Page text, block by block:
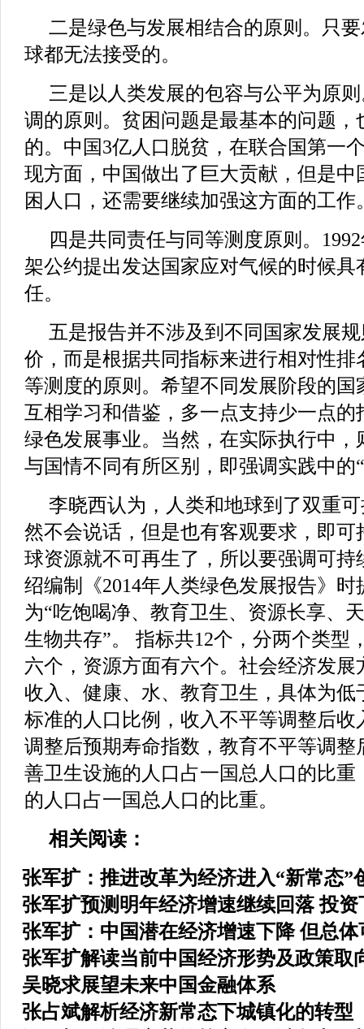
二是绿色与发展相结合的原则。只
球都无法接受的。
三是以人类发展的包容与公平为原
调的原则。贫困问题是最基本的问题，
的。中国3亿人口脱贫，在联合国第一
现方面，中国做出了巨大贡献，但是中
困人口，还需要继续加强这方面的工作
四是共同责任与同等测度原则。
架公约提出发达国家应对气候的时候
任。
五是报告并不涉及到不同国家发展
价，而是根据共同指标来进行相对性排
等测度的原则。希望不同发展阶段的
互相学习和借鉴，多一点支持少一点的
绿色发展事业。当然，在实际执行中，
与国情不同有所区别，即强调实践中的
李晓西认为，人类和地球到了双重
然不会说话，但是也有客观要求，即可
球资源就不可再生了，所以要强调可持
绍编制《2014年人类绿色发展报告》
为“吃饱喝净、教育卫生、资源长享、
生物共存”。 指标共12个，分两个类型
六个，资源方面有六个。社会经济发
收入、健康、水、教育卫生，具体为
标准的人口比例，收入不平等调整后收
调整后预期寿命指数，教育不平等调整
善卫生设施的人口占一国总人口的比重
的人口占一国总人口的比重。
相关阅读：
张军扩：推进改革为经济进入“新常态”
张军扩预测明年经济增速继续回落 投资
张军扩：中国潜在经济增速下降 但总体
张军扩解读当前中国经济形势及政策取
吴晓求展望未来中国金融体系
张占斌解析经济新常态下城镇化的转型